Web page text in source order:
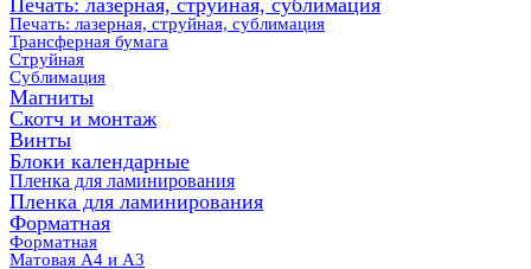
Печать: лазерная, струйная, сублимация
Печать: лазерная, струйная, сублимация
Трансферная бумага
Струйная
Сублимация
Магниты
Скотч и монтаж
Винты
Блоки календарные
Пленка для ламинирования
Пленка для ламинирования
Форматная
Форматная
Матовая А4 и А3